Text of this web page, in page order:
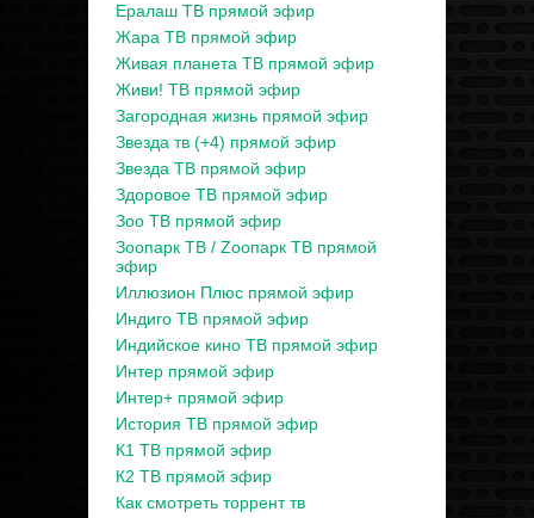
Ералаш ТВ прямой эфир
Жара ТВ прямой эфир
Живая планета ТВ прямой эфир
Живи! ТВ прямой эфир
Загородная жизнь прямой эфир
Звезда тв (+4) прямой эфир
Звезда ТВ прямой эфир
Здоровое ТВ прямой эфир
Зоо ТВ прямой эфир
Зоопарк ТВ / Zooпарк ТВ прямой
эфир
Иллюзион Плюс прямой эфир
Индиго ТВ прямой эфир
Индийское кино ТВ прямой эфир
Интер прямой эфир
Интер+ прямой эфир
История ТВ прямой эфир
К1 ТВ прямой эфир
К2 ТВ прямой эфир
Как смотреть торрент тв